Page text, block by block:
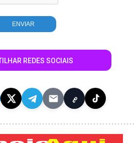
REDES SOCIAIS